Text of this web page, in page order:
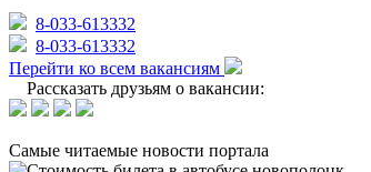
8-033-613332
8-033-613332
Перейти ко всем вакансиям
Рассказать друзьям о вакансии:
Самые читаемые новости портала